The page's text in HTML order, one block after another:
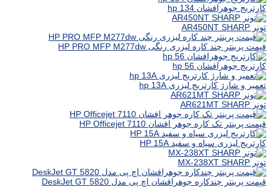
کارتریج جوهرافشان hp 134
تونر AR450NT SHARP
قیمت پرینتر چند کاره لیزری رنگی HP PRO MFP M277dw
کارتریج جوهرافشان hp 56
تعمیر و شارژ کارتریج لیزری hp 13A
تونر AR621MT SHARP
قیمت پرینتر تک کاره جوهر افشان HP Officejet 7110
کارتریج لیزری سیاه و سفید HP 15A
تونر MX-238XT SHARP
قیمت پرینتر چندکاره جوهرافشان اچ پی مدل DeskJet GT 5820